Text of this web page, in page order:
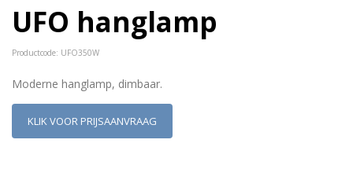
UFO hanglamp
Productcode: UFO350W
Moderne hanglamp, dimbaar.
KLIK VOOR PRIJSAANVRAAG